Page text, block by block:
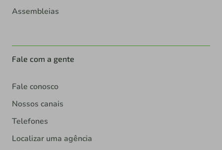
Assembleias
Fale com a gente
Fale conosco
Nossos canais
Telefones
Localizar uma agência